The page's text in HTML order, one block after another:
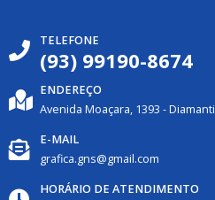
TELEFONE
(93) 99190-8674
ENDEREÇO
Avenida Moaçara, 1393 -
E-MAIL
grafica.gns@gmail.com
HORÁRIO DE ATENDIMENTO